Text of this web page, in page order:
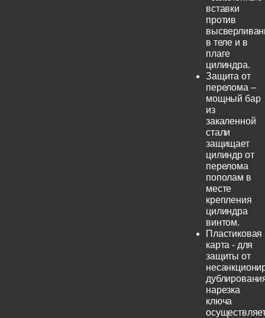
вставки
против
в теле и в
плаге
цилиндра.
Защита от
перелома –
мощный бар
из
закаленной
стали
защищает
цилиндр от
перелома
пополам в
месте
крепления
цилиндра
винтом.
Пластиковая
карта - для
защиты от
нарезка
ключа